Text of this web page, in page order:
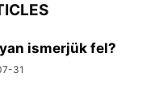
ismerjük fel?
31